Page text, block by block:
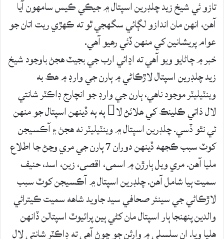
تازو ئي شيخ زيد چلڊرين اسپتال ۾ جيڪي ڪيس سامهون آيا
آهن، انهن مان اندازو لڳائي سگهجي ٿو ته ڪهڙي ريت اتان جو
عوام پريشانين کي منهن ڏئي رهيو آهي.
خبر ۾ ڄاڻايو ويو آهي ته اڍائي ارب جي بجيٽ هجڻ باوجود شيخ
زيد چلڊرين اسپتال لاڙڪاڻي ۾ ٻارن جي وارڊ ۾ هڪ به
وينٽيليٽر موجود ناهي، ٻارن جي وارڊ جو انچارج ڊاڪٽر شانتي
لال ذاتي ڪلينڪ کي هلائڻ لا ٻه ٻه ڏينهن اسپتال جو منهن
ئي نٿو ڏسي. چلڊرين اسپتال ۾ وينٽيليٽر نه هجڻ ۽ آڪسيجن
کوٽ سبب ڪجهه ڏينهن دوران 7 ٻارن جي مري وڃڻ جا اطلاع
مليا آهن. مري ويل ٻارڙن ۾ اسمى، اقصى، زين، اسد، حنيف
سميت ٻيا شامل آهن. چلڊرين اسپتال ۾ آڪسيجن کوٽ سبب
لاڙڪاڻي جي سينئر صحافي سيد جاويد شاهه سميت ڪيترائي
والدين پنهنجا ٻار اسپتال مان کڻي ٻين پرائيوٽ اسپتالن ڏانهن
هليا ويا. ان سلسلي ۾ وارثن جو چوڻ آهي ته ڊاڪٽر شانتي لال